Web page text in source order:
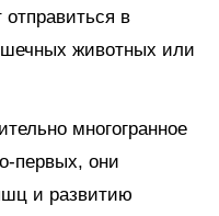
в
животных или
многогранное
первых, они
и развитию